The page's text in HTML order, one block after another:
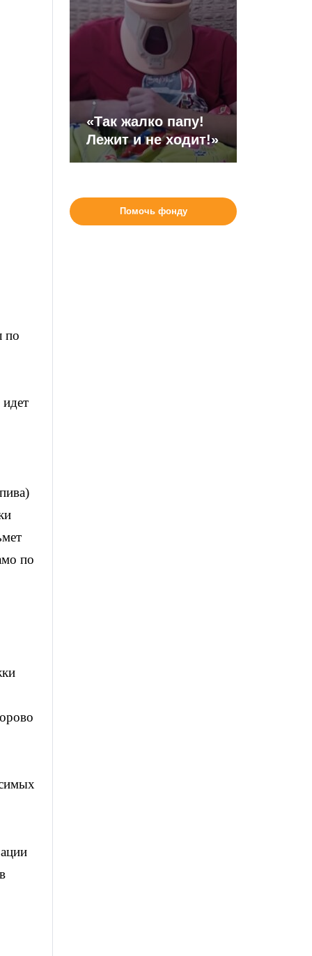
по
по
«Так жалко папу!
Лежит и не ходит!»
Помочь фонду